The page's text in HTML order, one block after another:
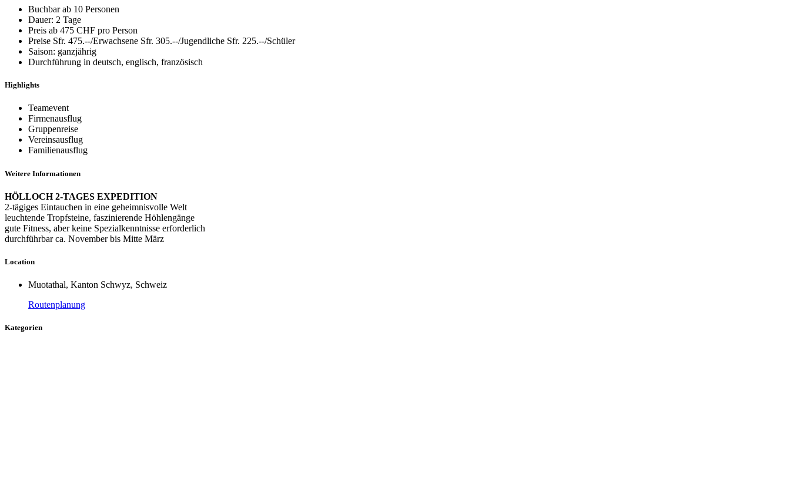
Buchbar ab 10 Personen
Dauer: 2 Tage
Preis ab 475 CHF pro Person
Preise Sfr. 475.--/Erwachsene Sfr. 305.--/Jugendliche Sfr. 225.--/Schüler
Saison: ganzjährig
Durchführung in deutsch, englisch, französisch
Highlights
Teamevent
Firmenausflug
Gruppenreise
Vereinsausflug
Familienausflug
Weitere Informationen
HÖLLOCH 2-TAGES EXPEDITION
2-tägiges Eintauchen in eine geheimnisvolle Welt
leuchtende Tropfsteine, faszinierende Höhlengänge
gute Fitness, aber keine Spezialkenntnisse erforderlich
durchführbar ca. November bis Mitte März
Location
Muotathal, Kanton Schwyz, Schweiz
Routenplanung
Kategorien